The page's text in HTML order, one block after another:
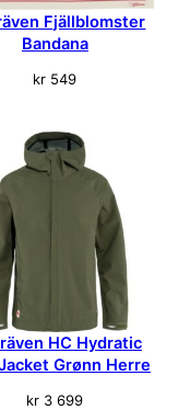
Fjällblomster
Bandana
kr 549
HC Hydratic
Grønn Herre
kr 3 699